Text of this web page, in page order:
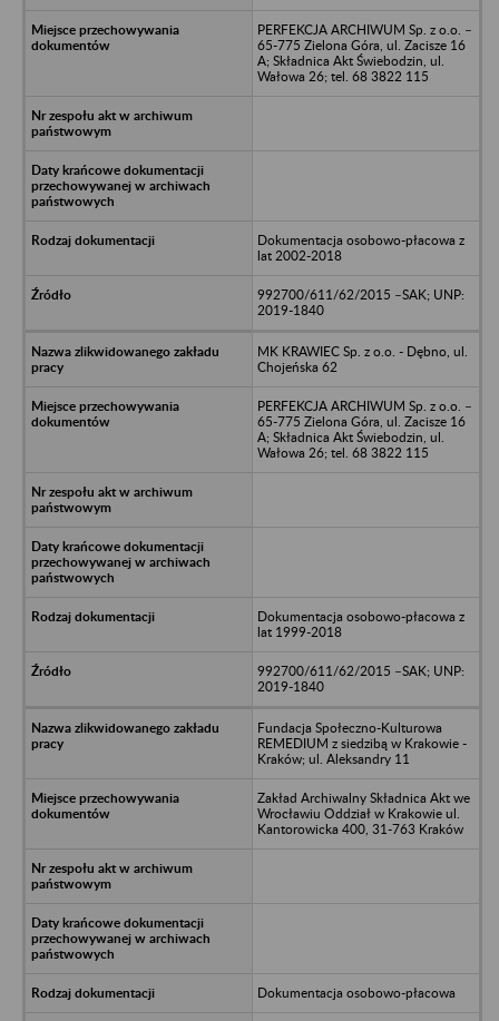
PERFEKCJA ARCHIWUM Sp. z o.o. –
65-775 Zielona Góra, ul. Zacisze 16
A; Składnica Akt Świebodzin, ul.
Wałowa 26; tel. 68 3822 115
Dokumentacja osobowo-płacowa z
lat 2002-2018
992700/611/62/2015 –SAK; UNP:
2019-1840
MK KRAWIEC Sp. z o.o. - Dębno, ul.
Chojeńska 62
PERFEKCJA ARCHIWUM Sp. z o.o. –
65-775 Zielona Góra, ul. Zacisze 16
A; Składnica Akt Świebodzin, ul.
Wałowa 26; tel. 68 3822 115
Dokumentacja osobowo-płacowa z
lat 1999-2018
992700/611/62/2015 –SAK; UNP:
2019-1840
Fundacja Społeczno-Kulturowa
REMEDIUM z siedzibą w Krakowie -
Kraków; ul. Aleksandry 11
Zakład Archiwalny Składnica Akt we
Wrocławiu Oddział w Krakowie ul.
Kantorowicka 400, 31-763 Kraków
Dokumentacja osobowo-płacowa